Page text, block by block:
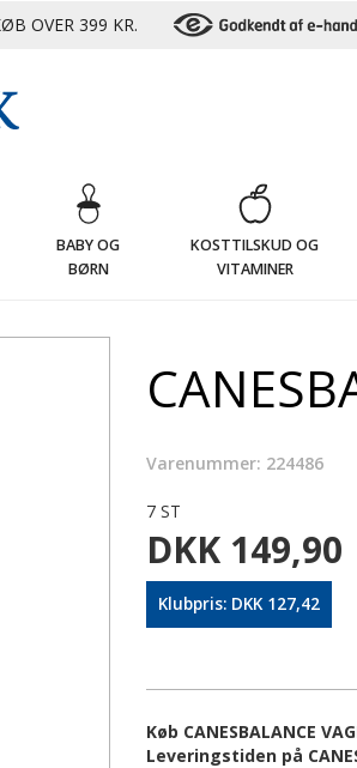
OVER 399 KR.
BABY OG
BØRN
KOSTTILSKUD OG
VITAMINER
Varenummer: 224486
7 ST
DKK 149,90
Klubpris: DKK 127,42
Køb CANESBALANCE
Leveringstiden på